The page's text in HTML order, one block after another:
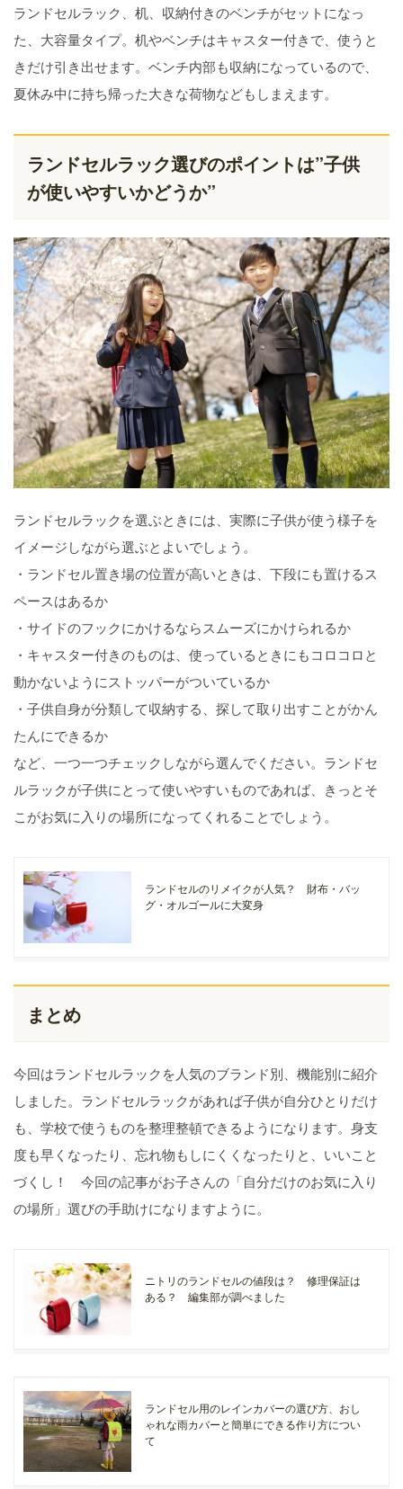
ランドセルラック、机、収納付きのベンチがセットになっ
た、大容量タイプ。机やベンチはキャスター付きで、使うと
きだけ引き出せます。ベンチ内部も収納になっているので、
夏休み中に持ち帰った大きな荷物などもしまえます。
ランドセルラック選びのポイントは”子供
が使いやすいかどうか”
ランドセルラックを選ぶときには、実際に子供が使う様子を
イメージしながら選ぶとよいでしょう。
・ランドセル置き場の位置が高いときは、下段にも置けるス
ペースはあるか
・サイドのフックにかけるならスムーズにかけられるか
・キャスター付きのものは、使っているときにもコロコロと
動かないようにストッパーがついているか
・子供自身が分類して収納する、探して取り出すことがかん
たんにできるか
など、一つ一つチェックしながら選んでください。ランドセ
ルラックが子供にとって使いやすいものであれば、きっとそ
こがお気に入りの場所になってくれることでしょう。
ランドセルのリメイクが人気？ 財布・バッ
グ・オルゴールに大変身
まとめ
今回はランドセルラックを人気のブランド別、機能別に紹介
しました。ランドセルラックがあれば子供が自分ひとりだけ
も、学校で使うものを整理整頓できるようになります。身支
度も早くなったり、忘れ物もしにくくなったりと、いいこと
づくし！ 今回の記事がお子さんの「自分だけのお気に入り
の場所」選びの手助けになりますように。
ニトリのランドセルの値段は？ 修理保証は
ある？ 編集部が調べました
ランドセル用のレインカバーの選び方、おし
ゃれな雨カバーと簡単にできる作り方につい
て